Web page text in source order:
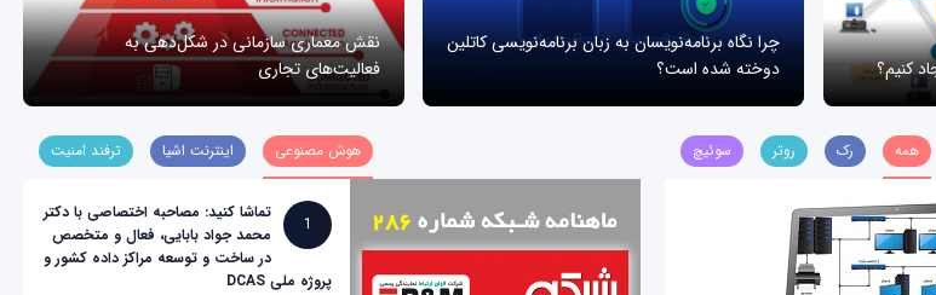
کنیم؟
چرا نگاه برنامه‌نویسان به زبان برنامه‌نویسی کاتلین
دوخته شده است؟
نقش معماری سازمانی در شکل‌دهی به
فعالیت‌های تجاری
همه رک روتر سوئیچ هوش مصنوعی اینترنت اشیا ترفند امنیت
1
تماشا کنید: مصاحبه اختصاصی با دکتر
محمد جواد بابایی، فعال و متخصص
در ساخت و توسعه مراکز داده کشور و
پروژه ملی DCAS